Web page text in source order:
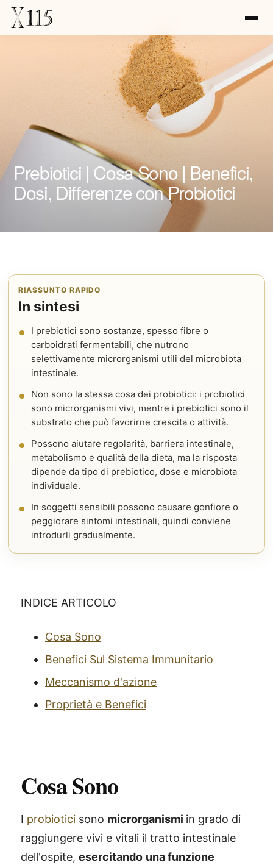
Prebiotici | Cosa Sono | Benefici,
Dosi, Differenze con Probiotici
RIASSUNTO RAPIDO
In sintesi
I prebiotici sono sostanze, spesso fibre o
carboidrati fermentabili, che nutrono
selettivamente microrganismi utili del microbiota
intestinale.
Non sono la stessa cosa dei probiotici: i probiotici
sono microrganismi vivi, mentre i prebiotici sono il
substrato che può favorirne crescita o attività.
Possono aiutare regolarità, barriera intestinale,
metabolismo e qualità della dieta, ma la risposta
dipende da tipo di prebiotico, dose e microbiota
individuale.
In soggetti sensibili possono causare gonfiore o
peggiorare sintomi intestinali, quindi conviene
introdurli gradualmente.
INDICE ARTICOLO
Cosa Sono
Benefici Sul Sistema Immunitario
Meccanismo d'azione
Proprietà e Benefici
Cosa Sono
I probiotici sono microrganismi in grado di
raggiungere vivi e vitali il tratto intestinale
dell'ospite, esercitando una funzione